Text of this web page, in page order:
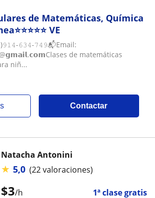
de Matemáticas, Química
VE
𝟼𝟹𝟺-𝟽𝟺𝟿📬Email:
de matemáticas
niñ...
Contactar
$3/h 1ª clase gratis
Natacha Antonini
★ 5,0 (22 valoraciones)